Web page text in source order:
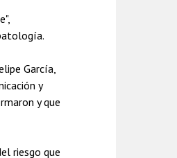
García,
y
y que
riesgo que